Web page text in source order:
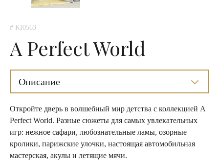
# KI0563
A Perfect World
Описание
Откройте дверь в волшебный мир детства с коллекцией A
Perfect World. Разные сюжеты для самых увлекательных
игр: нежное сафари, любознательные ламы, озорные
кролики, парижские улочки, настоящая автомобильная
мастерская, акулы и летящие мячи.